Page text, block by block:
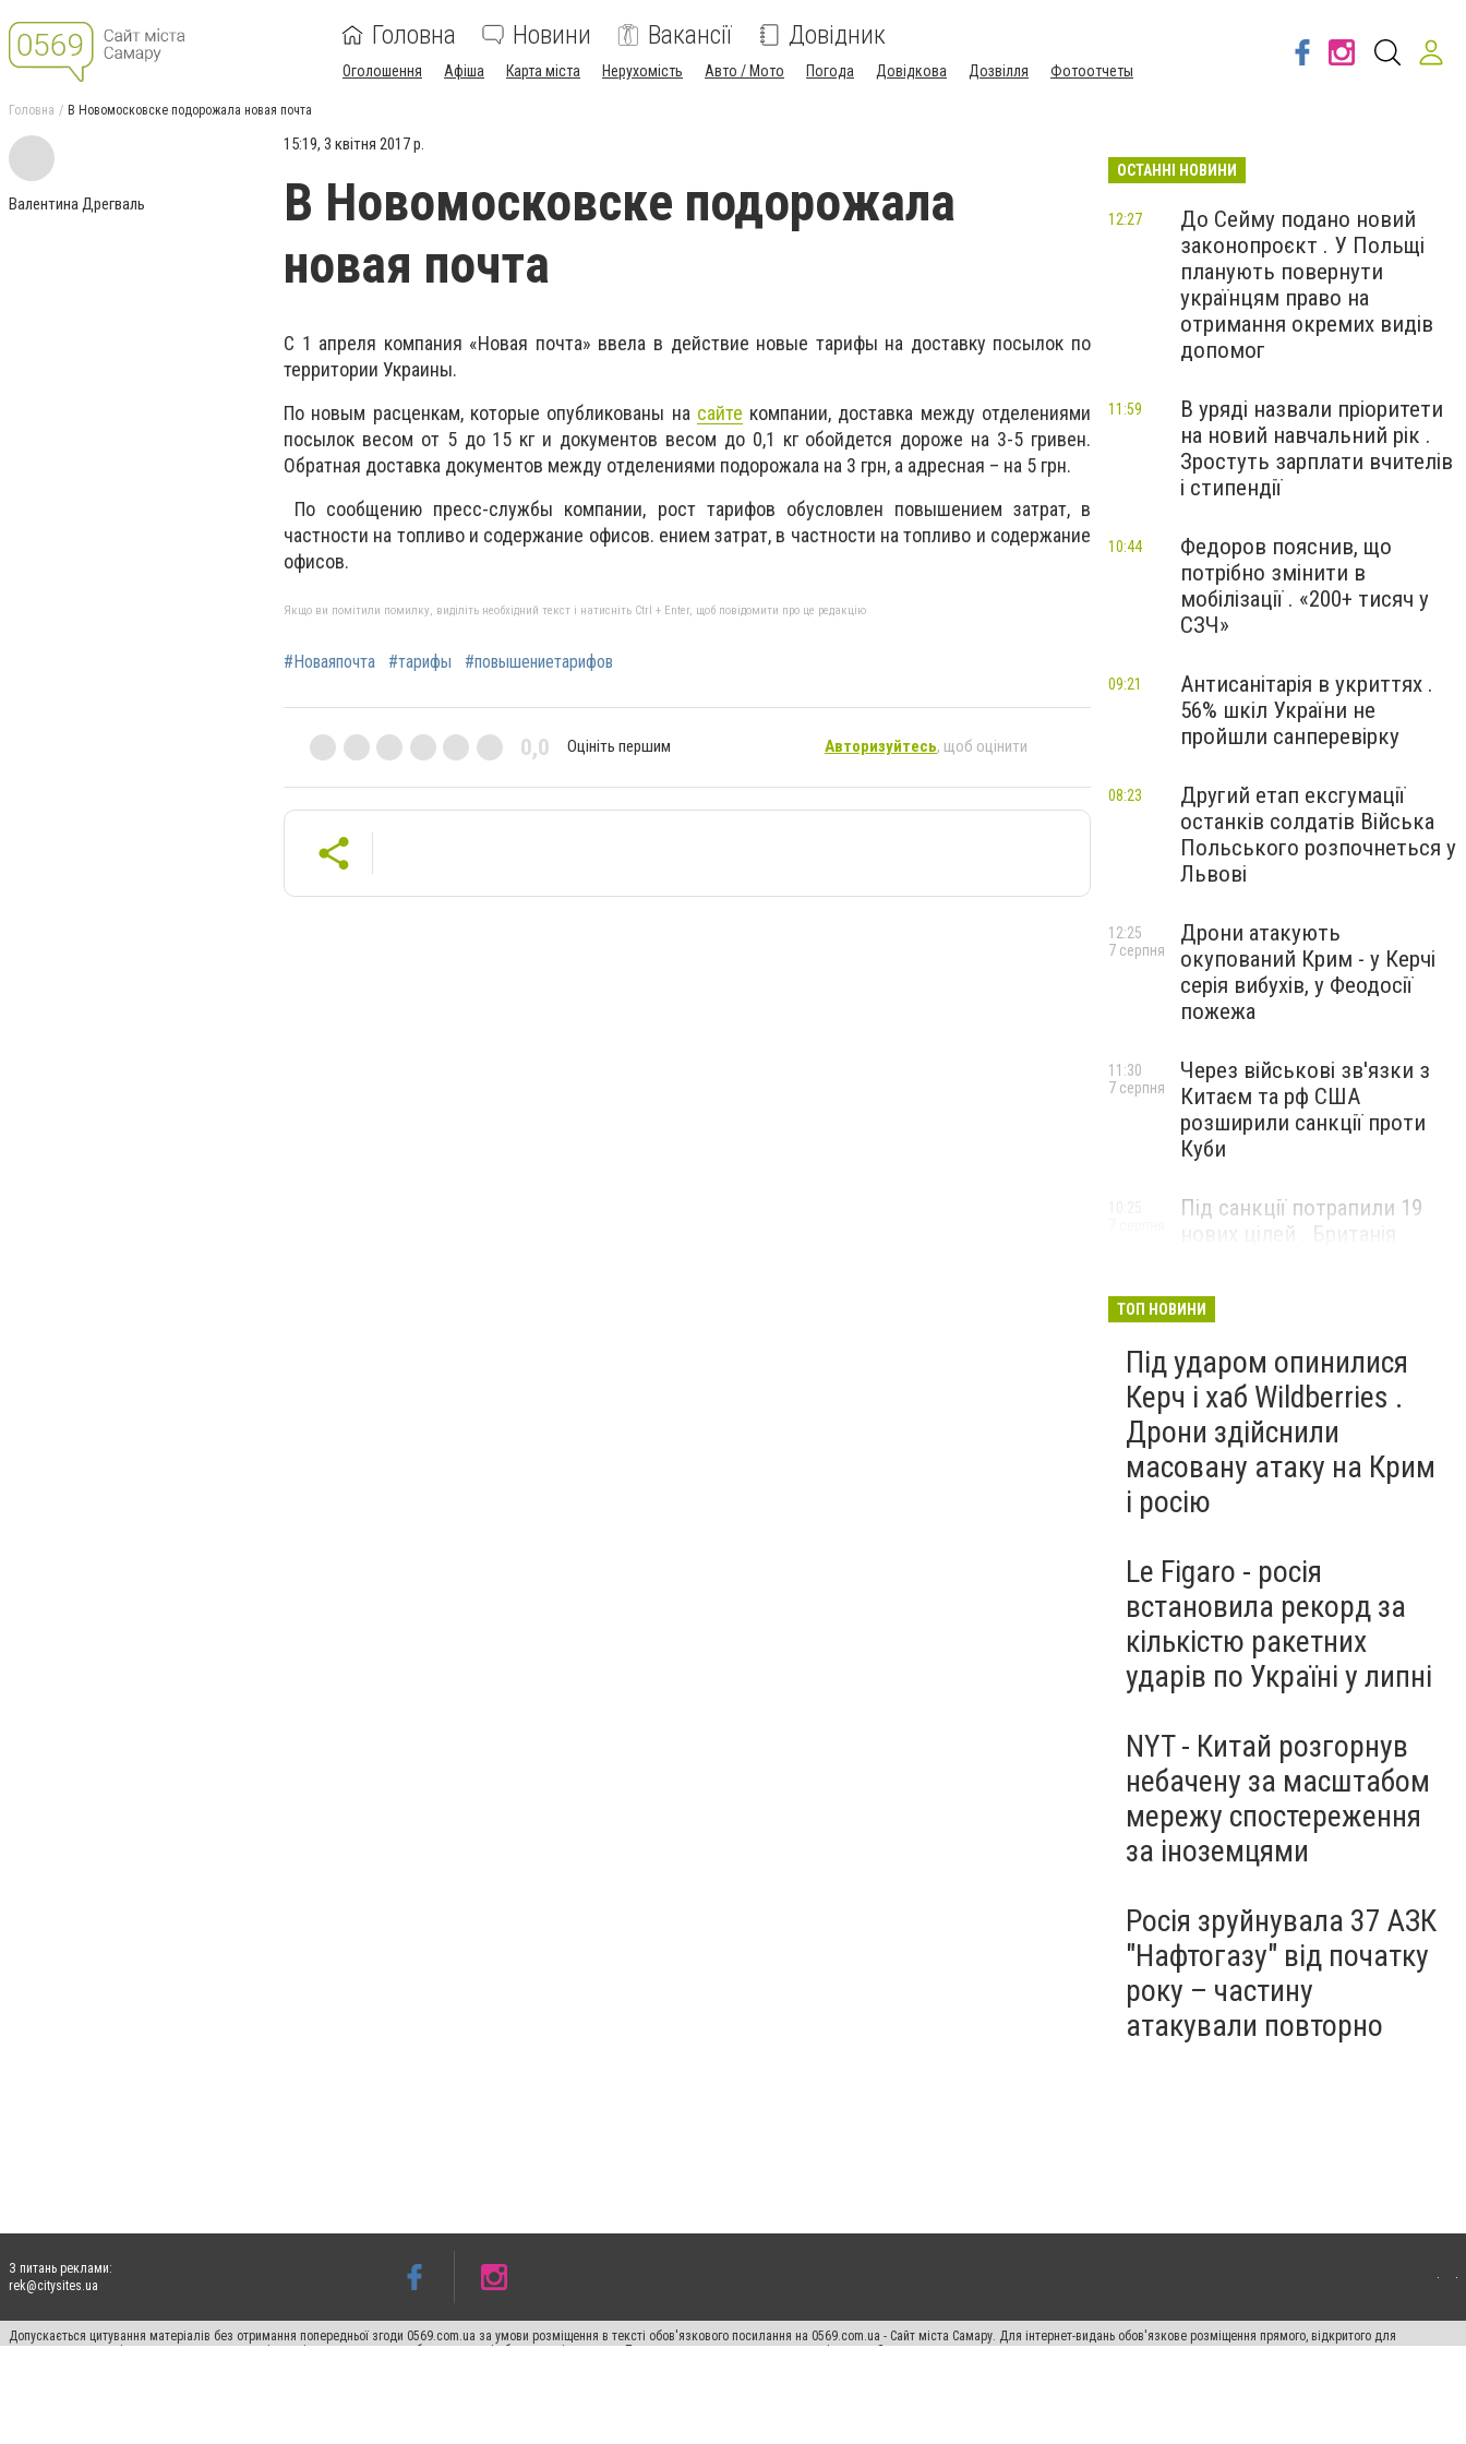
Головна Новини Вакансії Довідник
Оголошення Афіша Карта міста Нерухомість Авто / Мото Погода Довідкова Дозвілля Фотоотчеты
Головна В Новомосковске подорожала новая почта
Валентина Дрегваль
15:19, 3 квітня 2017 р.
В Новомосковске подорожала
новая почта
С 1 апреля компания «Новая почта» ввела в действие новые тарифы на доставку посылок по
территории Украины.
По новым расценкам, которые опубликованы на сайте компании, доставка между отделениями
посылок весом от 5 до 15 кг и документов весом до 0,1 кг обойдется дороже на 3-5 гривен.
Обратная доставка документов между отделениями подорожала на 3 грн, а адресная – на 5 грн.
По сообщению пресс-службы компании, рост тарифов обусловлен повышением затрат, в
частности на топливо и содержание офисов. ением затрат, в частности на топливо и содержание
офисов.
Якщо ви помітили помилку, виділіть необхідний текст і натисніть Ctrl + Enter, щоб повідомити про це редакцію
#Новаяпочта #тарифы #повышениетарифов
0,0 Оцініть першим Авторизуйтесь, щоб оцінити
ОСТАННІ НОВИНИ
До Сейму подано новий
законопроєкт . У Польщі
планують повернути
українцям право на
отримання окремих видів
допомог
12:27
В уряді назвали пріоритети
на новий навчальний рік .
Зростуть зарплати вчителів
і стипендії
11:59
Федоров пояснив, що
потрібно змінити в
мобілізації . «200+ тисяч у
СЗЧ»
10:44
Антисанітарія в укриттях .
56% шкіл України не
пройшли санперевірку
09:21
Другий етап ексгумації
останків солдатів Війська
Польського розпочнеться у
Львові
08:23
Дрони атакують
окупований Крим - у Керчі
серія вибухів, у Феодосії
пожежа
12:25
7 серпня
Через військові зв'язки з
Китаєм та рф США
розширили санкції проти
Куби
11:30
7 серпня
Під санкції потрапили 19
нових цілей . Британія
ТОП НОВИНИ
Під ударом опинилися
Керч і хаб Wildberries .
Дрони здійснили
масовану атаку на Крим
і росію
Le Figaro - росія
встановила рекорд за
кількістю ракетних
ударів по Україні у липні
NYT - Китай розгорнув
небачену за масштабом
мережу спостереження
за іноземцями
Росія зруйнувала 37 АЗК
"Нафтогазу" від початку
року – частину
атакували повторно
З питань реклами:
rek@citysites.ua
Допускається цитування матеріалів без отримання попередньої згоди 0569.com.ua за умови розміщення в тексті обов'язкового посилання на 0569.com.ua - Сайт міста Самару. Для інтернет-видань обов'язкове розміщення прямого, відкритого для
пошукових систем гіперпосилання на цитовані статті не нижче другого абзацу в тексті або в якості джерела. Порушення виняткових прав переслідується Законом.